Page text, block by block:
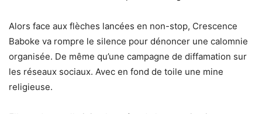
Alors face aux flèches lancées en non-stop, Crescence
Baboke va rompre le silence pour dénoncer une calomnie
organisée. De même qu’une campagne de diffamation sur
les réseaux sociaux. Avec en fond de toile une mine
religieuse.